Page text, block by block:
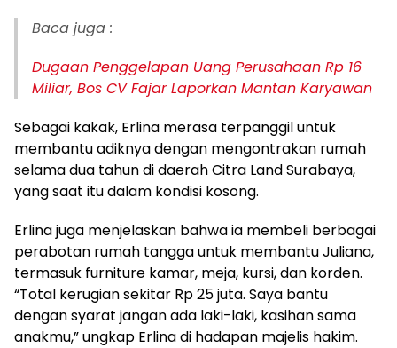
Baca juga :
Dugaan Penggelapan Uang Perusahaan Rp 16
Miliar, Bos CV Fajar Laporkan Mantan Karyawan
Sebagai kakak, Erlina merasa terpanggil untuk
membantu adiknya dengan mengontrakan rumah
selama dua tahun di daerah Citra Land Surabaya,
yang saat itu dalam kondisi kosong.
Erlina juga menjelaskan bahwa ia membeli berbagai
perabotan rumah tangga untuk membantu Juliana,
termasuk furniture kamar, meja, kursi, dan korden.
“Total kerugian sekitar Rp 25 juta. Saya bantu
dengan syarat jangan ada laki-laki, kasihan sama
anakmu,” ungkap Erlina di hadapan majelis hakim.